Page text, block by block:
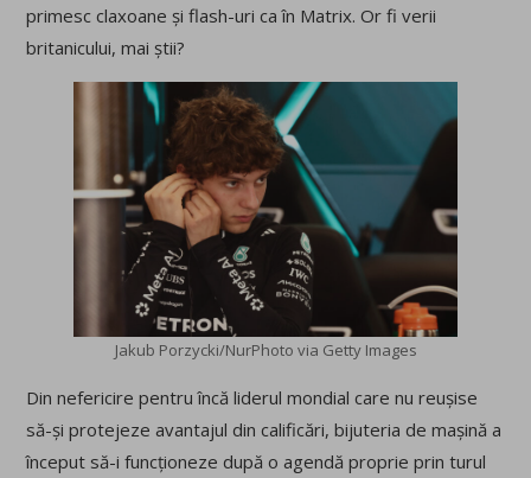
primesc claxoane și flash-uri ca în Matrix. Or fi verii
britanicului, mai știi?
Jakub Porzycki/NurPhoto via Getty Images
Din nefericire pentru încă liderul mondial care nu reușise
să-și protejeze avantajul din calificări, bijuteria de mașină a
început să-i funcționeze după o agendă proprie prin turul